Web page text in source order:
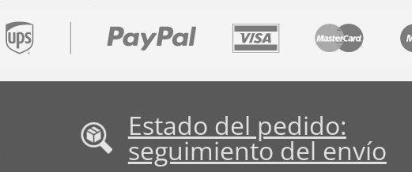
Estado del pedido:
seguimiento del envío